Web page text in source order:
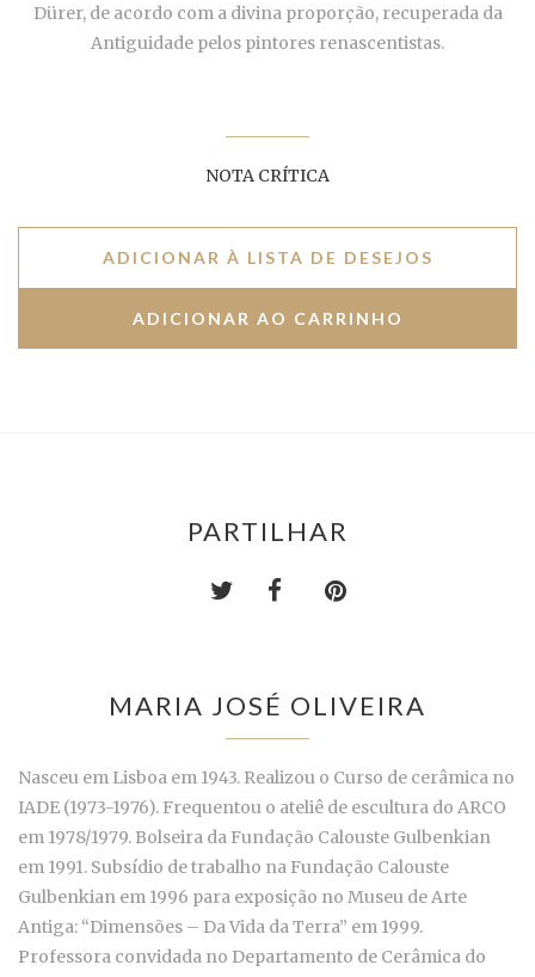
Dürer, de acordo com a divina proporção, recuperada da
Antiguidade pelos pintores renascentistas.
NOTA CRÍTICA
ADICIONAR À LISTA DE DESEJOS
PARTILHAR
MARIA JOSÉ OLIVEIRA
Nasceu em Lisboa em 1943. Realizou o Curso de cerâmica no
IADE (1973-1976). Frequentou o ateliê de escultura do ARCO
em 1978/1979. Bolseira da Fundação Calouste Gulbenkian
em 1991. Subsídio de trabalho na Fundação Calouste
Gulbenkian em 1996 para exposição no Museu de Arte
Antiga: “Dimensões – Da Vida da Terra” em 1999.
Professora convidada no Departamento de Cerâmica do